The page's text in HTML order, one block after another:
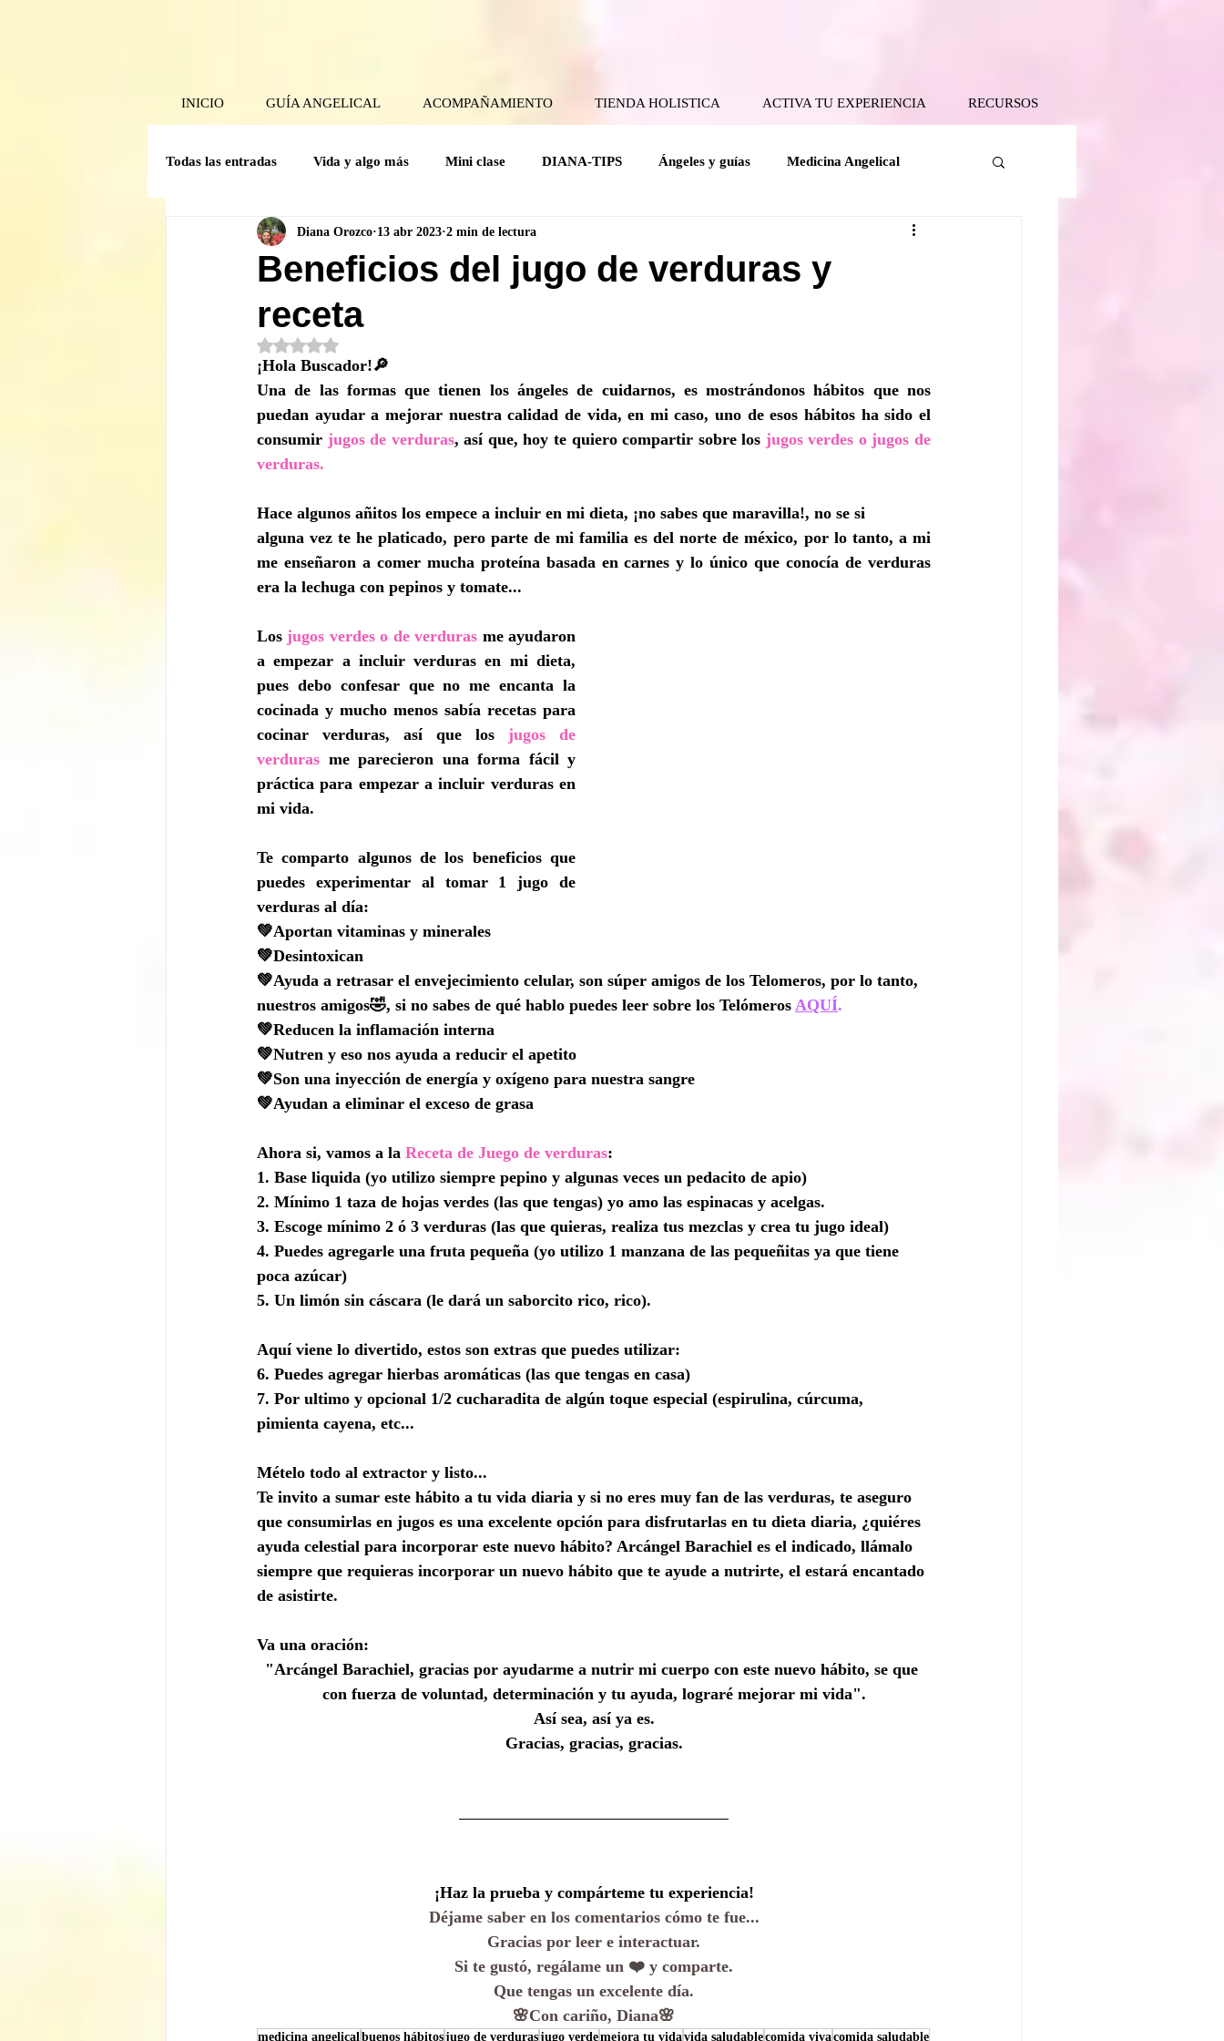
INICIO GUÍA ANGELICAL ACOMPAÑAMIENTO TIENDA HOLISTICA ACTIVA TU EXPERIENCIA RECURSOS
Todas las entradas Vida y algo más Mini clase DIANA-TIPS Ángeles y guías Medicina Angelical
Poder Interior Mensaje angelical Coaching Angelical Tanatología Angelical
Guía Mensual Herramientas Holísticas
Crónicas del comité de la Caverna
Beneficios del jugo de verduras y
receta
Diana Orozco 13 abr 2023 2 min de lectura
Obtuvo NaN de 5 estrellas.
¡Hola Buscador!🔎
Una de las formas que tienen los ángeles de cuidarnos, es mostrándonos hábitos que nos
puedan ayudar a mejorar nuestra calidad de vida, en mi caso, uno de esos hábitos ha sido el
consumir jugos de verduras, así que, hoy te quiero compartir sobre los jugos verdes o jugos de
verduras.
Hace algunos añitos los empece a incluir en mi dieta, ¡no sabes que maravilla!, no se si
alguna vez te he platicado, pero parte de mi familia es del norte de méxico, por lo tanto, a mi
me enseñaron a comer mucha proteína basada en carnes y lo único que conocía de verduras
era la lechuga con pepinos y tomate...
Los jugos verdes o de verduras me ayudaron
a empezar a incluir verduras en mi dieta,
pues debo confesar que no me encanta la
cocinada y mucho menos sabía recetas para
cocinar verduras, así que los jugos de
verduras me parecieron una forma fácil y
práctica para empezar a incluir verduras en
mi vida.
Te comparto algunos de los beneficios que
puedes experimentar al tomar 1 jugo de
verduras al día:
💚Aportan vitaminas y minerales
💚Desintoxican
💚Ayuda a retrasar el envejecimiento celular, son súper amigos de los Telomeros, por lo tanto,
nuestros amigos🤣, si no sabes de qué hablo puedes leer sobre los Telómeros AQUÍ.
💚Reducen la inflamación interna
💚Nutren y eso nos ayuda a reducir el apetito
💚Son una inyección de energía y oxígeno para nuestra sangre
💚Ayudan a eliminar el exceso de grasa
Ahora si, vamos a la Receta de Juego de verduras:
1. Base liquida (yo utilizo siempre pepino y algunas veces un pedacito de apio)
2. Mínimo 1 taza de hojas verdes (las que tengas) yo amo las espinacas y acelgas.
3. Escoge mínimo 2 ó 3 verduras (las que quieras, realiza tus mezclas y crea tu jugo ideal)
4. Puedes agregarle una fruta pequeña (yo utilizo 1 manzana de las pequeñitas ya que tiene
poca azúcar)
5. Un limón sin cáscara (le dará un saborcito rico, rico).
Aquí viene lo divertido, estos son extras que puedes utilizar:
6. Puedes agregar hierbas aromáticas (las que tengas en casa)
7. Por ultimo y opcional 1/2 cucharadita de algún toque especial (espirulina, cúrcuma,
pimienta cayena, etc...
Mételo todo al extractor y listo...
Te invito a sumar este hábito a tu vida diaria y si no eres muy fan de las verduras, te aseguro
que consumirlas en jugos es una excelente opción para disfrutarlas en tu dieta diaria, ¿quiéres
ayuda celestial para incorporar este nuevo hábito? Arcángel Barachiel es el indicado, llámalo
siempre que requieras incorporar un nuevo hábito que te ayude a nutrirte, el estará encantado
de asistirte.
Va una oración:
"Arcángel Barachiel, gracias por ayudarme a nutrir mi cuerpo con este nuevo hábito, se que
con fuerza de voluntad, determinación y tu ayuda, lograré mejorar mi vida".
Así sea, así ya es.
Gracias, gracias, gracias.
¡Haz la prueba y compárteme tu experiencia!
Déjame saber en los comentarios cómo te fue...
Gracias por leer e interactuar.
Si te gustó, regálame un ❤️ y comparte.
Que tengas un excelente día.
🌸Con cariño, Diana🌸
medicina angelicalbuenos hábitosjugo de verdurasjugo verdemejora tu vidavida saludablecomida vivacomida saludable